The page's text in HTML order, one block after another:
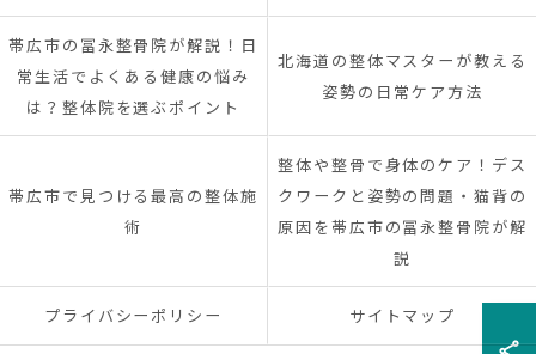
帯広市の冨永整骨院が解説！日
常生活でよくある健康の悩み
は？整体院を選ぶポイント
北海道の整体マスターが教える
姿勢の日常ケア方法
帯広市で見つける最高の整体施
術
整体や整骨で身体のケア！デス
クワークと姿勢の問題・猫背の
原因を帯広市の冨永整骨院が解
説
プライバシーポリシー サイトマップ